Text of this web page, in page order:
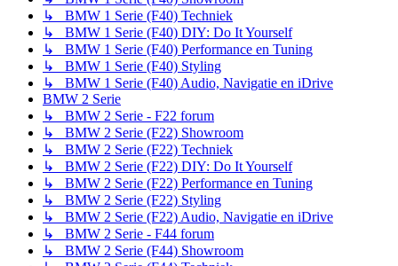
↳ BMW 1 Serie (F40) Techniek
↳ BMW 1 Serie (F40) DIY: Do It Yourself
↳ BMW 1 Serie (F40) Performance en Tuning
↳ BMW 1 Serie (F40) Styling
↳ BMW 1 Serie (F40) Audio, Navigatie en iDrive
BMW 2 Serie
↳ BMW 2 Serie - F22 forum
↳ BMW 2 Serie (F22) Showroom
↳ BMW 2 Serie (F22) Techniek
↳ BMW 2 Serie (F22) DIY: Do It Yourself
↳ BMW 2 Serie (F22) Performance en Tuning
↳ BMW 2 Serie (F22) Styling
↳ BMW 2 Serie (F22) Audio, Navigatie en iDrive
↳ BMW 2 Serie - F44 forum
↳ BMW 2 Serie (F44) Showroom